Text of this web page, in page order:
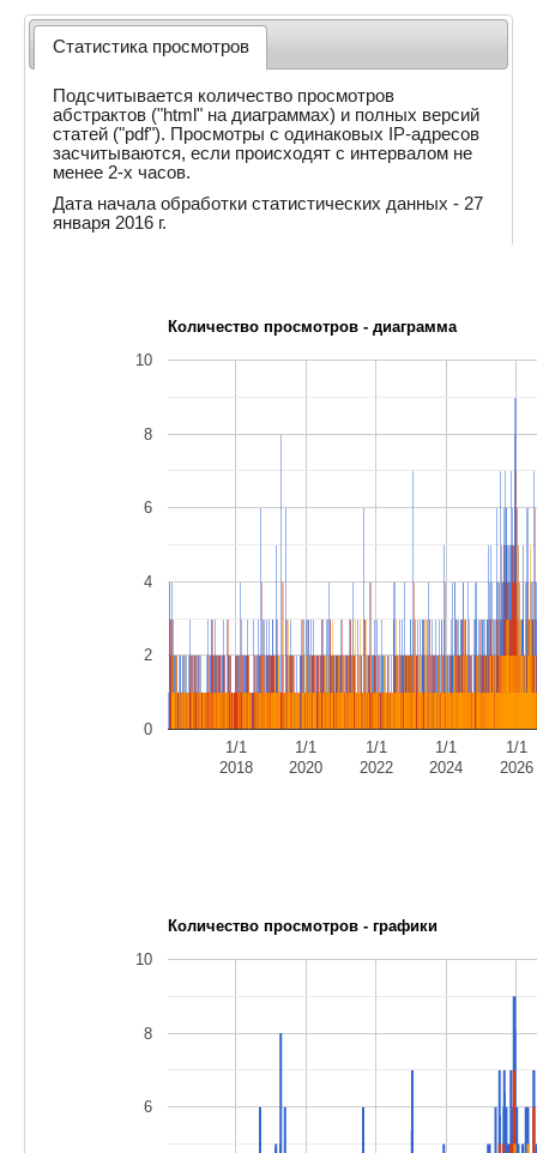
Статистика просмотров
Подсчитывается количество просмотров
абстрактов ("html" на диаграммах) и полных версий
статей ("pdf"). Просмотры с одинаковых IP-адресов
засчитываются, если происходят с интервалом не
менее 2-х часов.
Дата начала обработки статистических данных - 27
января 2016 г.
Количество просмотров - диаграмма
1/1
2018
1/1
2020
1/1
2022
1/1
2024
1/1
2026
0
2
4
6
8
10
Количество просмотров - графики
6
8
10